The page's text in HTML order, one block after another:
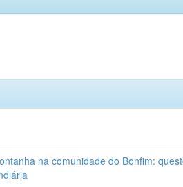
na comunidade do Bonfim: